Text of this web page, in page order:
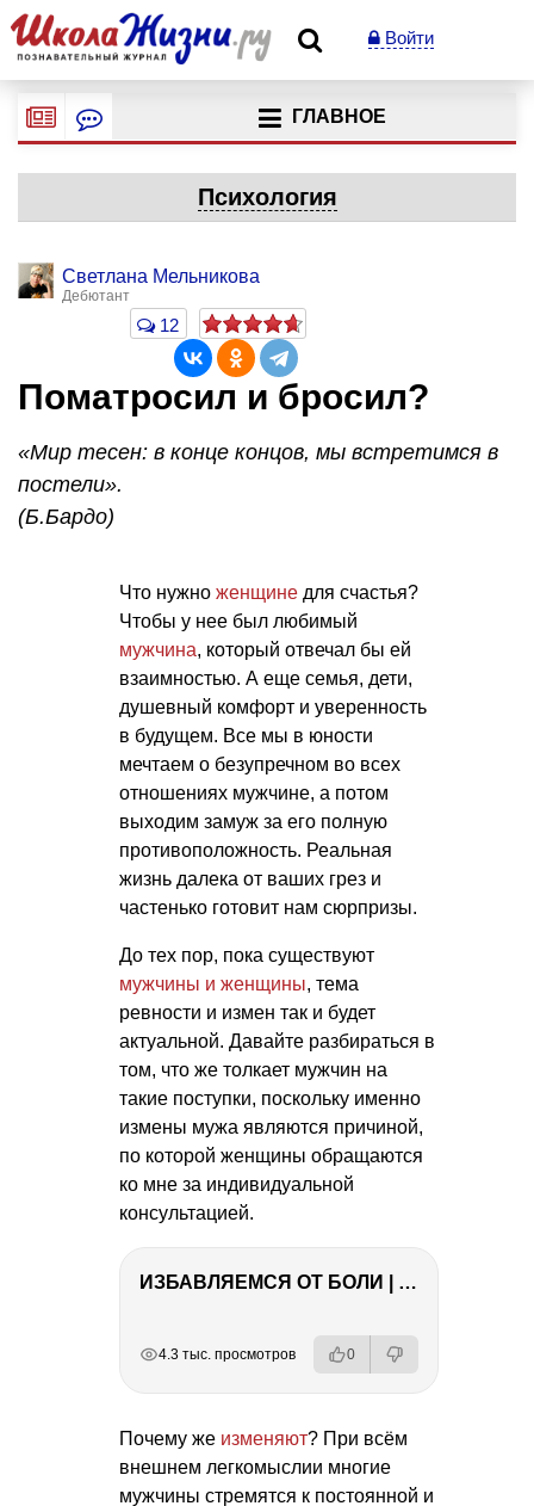
Войти
ГЛАВНОЕ
Психология
Светлана Мельникова
Дебютант
12
Поматросил и бросил?
«Мир тесен: в конце концов, мы встретимся в
постели».
(Б.Бардо)
Что нужно женщине для счастья?
Чтобы у нее был любимый
мужчина, который отвечал бы ей
взаимностью. А еще семья, дети,
душевный комфорт и уверенность
в будущем. Все мы в юности
мечтаем о безупречном во всех
отношениях мужчине, а потом
выходим замуж за его полную
противоположность. Реальная
жизнь далека от ваших грез и
частенько готовит нам сюрпризы.
До тех пор, пока существуют
мужчины и женщины, тема
ревности и измен так и будет
актуальной. Давайте разбираться в
том, что же толкает мужчин на
такие поступки, поскольку именно
измены мужа являются причиной,
по которой женщины обращаются
ко мне за индивидуальной
консультацией.
ИЗБАВЛЯЕМСЯ ОТ БОЛИ | Важность режима и питания
4.3 тыс. просмотров 0
Почему же изменяют? При всём
внешнем легкомыслии многие
мужчины стремятся к постоянной и